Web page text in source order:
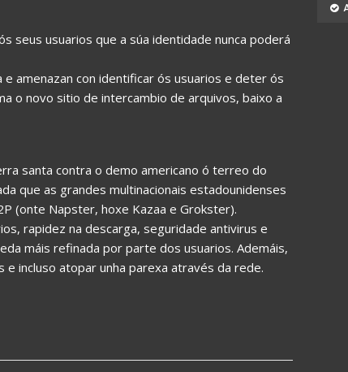
seus usuarios que a súa identidade nunca poderá
amenazan con identificar ós usuarios e deter ós
o novo sitio de intercambio de arquivos, baixo a
santa contra o demo americano ó terreo do
que as grandes multinacionais estadounidenses
(onte Napster, hoxe Kazaa e Grokster).
rapidez na descarga, seguridade antivirus e
máis refinada por parte dos usuarios. Ademáis,
incluso atopar unha parexa através da rede.